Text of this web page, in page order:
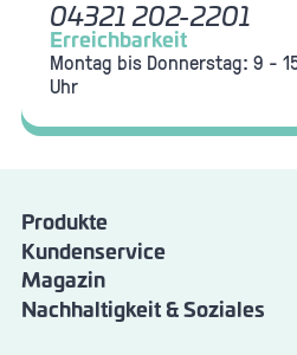
04321 202-2201
Erreichbarkeit
Montag bis Donnerstag: 9 -
Uhr
Produkte
Strom
Gas
Fernwärme
Kundenservice
Energie & Wasser
Verkehr
Magazin
Nachhaltigkeit & Soziales